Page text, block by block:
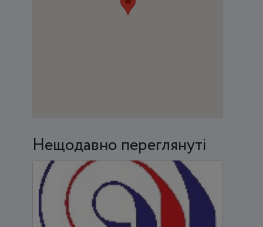
Нещодавно переглянуті